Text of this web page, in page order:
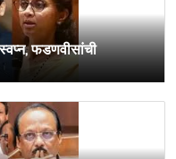
फडणवीसांची